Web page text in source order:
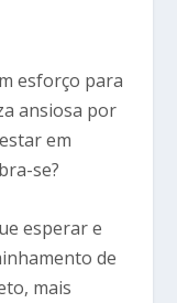
esforço para
ansiosa por
em
se?
esperar e
de
mais